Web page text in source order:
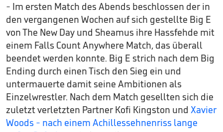
- Im ersten Match des Abends beschlossen der in
den vergangenen Wochen auf sich gestellte Big E
von The New Day und Sheamus ihre Hassfehde mit
einem Falls Count Anywhere Match, das überall
beendet werden konnte. Big E strich nach dem Big
Ending durch einen Tisch den Sieg ein und
untermauerte damit seine Ambitionen als
Einzelwrestler. Nach dem Match gesellten sich die
zuletzt verletzten Partner Kofi Kingston und Xavier
Woods - nach einem Achillessehnenriss lange